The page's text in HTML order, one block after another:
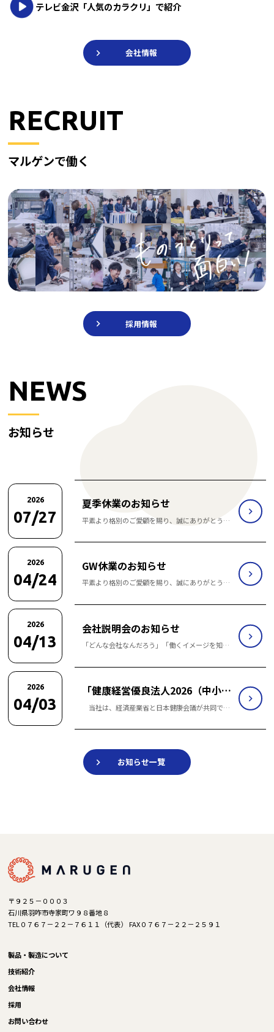
テレビ金沢「人気のカラクリ」で紹介
会社情報
RECRUIT
マルゲンで働く
採用情報
NEWS
お知らせ
2026
07/27
夏季休業のお知らせ
平素より格別のご愛顧を賜り、誠にありがとうございます。誠に勝手ながら、下記の期間を休業とさせていただきます。 ● 休業期間：2026年8月9日(日)～8月16日(日) 休業期間中にいただいたお問い合わせにつきましては、営業再開後、順次対応させていただきます。 何卒ご理解賜りますようお願い申し上げます。...
2026
04/24
GW休業のお知らせ
平素より格別のご愛顧を賜り、誠にありがとうございます。誠に勝手ながら、下記の期間を休業とさせていただきます。 ● 休業期間：2026年5月2日(土)～5月6日(水) 休業期間中にいただいたお問い合わせにつきましては、営業再開後、順次対応させていただきます。 何卒ご理解賜りますようお願い申し上げます。 ...
2026
04/13
会社説明会のお知らせ
「どんな会社なんだろう」「働くイメージを知りたい」そんな学生のみなさんに向けて、会社説明会を開催します。•日時：４月２２日（水）午前の部・午後の部 ５月１３日（水）午前の部・午後の部•場所：石川県羽咋市寺家町ワ98番地8•内容：会社紹介、仕事の流れを紹介、質問タイム少しでも興味があれば、ぜひ気軽に参加してみてください。みなさんにお会いできることを楽しみにしています。 ...
2026
04/03
「健康経営優良法人2026（中小規模法人部門）」に認定
当社は、経済産業省と日本健康会議が共同で推進する「健康経営優良法人認定制度」において、「健康経営優良法人2026（中小規模法人部門）」に認定されました。健康経営優良法人認定制度は、従業員の健康づくりを経営課題として捉え、健康の保持・増進に積極的に取り組む企業を評価・顕彰する制度です。今後とも従業員の健康増進と働きやすい環境づくりに積極的に取り組んでまいります。 ...
お知らせ一覽
〒９２５－０００３
石川県羽咋市寺家町ワ９８番地８
TEL０７６７－２２－７６１１（代表） FAX０７６７－２２－２５９１
製品・製造について
技術紹介
会社情報
採用
お問い合わせ